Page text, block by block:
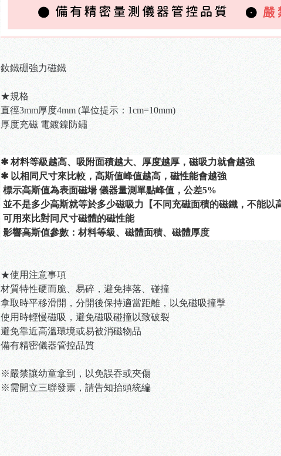
釹鐵硼強力磁鐵
★規格
直徑3mm厚度4mm (單位提示：1cm=10mm)
厚度充磁 電鍍鎳防鏽
✱ 材料等級越高、吸附面積越大、厚度越厚，磁吸力就會越強
✱ 以相同尺寸來比較，高斯值峰值越高，磁性能會越強
標示高斯值為表面磁場 儀器量測單點峰值，公差5%
並不是多少高斯就等於多少磁吸力【不同充磁面積的磁鐵，不能以
可用來比對同尺寸磁體的磁性能
影響高斯值參數：材料等級、磁體面積、磁體厚度
★使用注意事項
材質特性硬而脆、易碎，避免摔落、碰撞
拿取時平移滑開，分開後保持適當距離，以免磁吸撞擊
使用時輕慢磁吸，避免磁吸碰撞以致破裂
避免靠近高溫環境或易被消磁物品
備有精密儀器管控品質
※嚴禁讓幼童拿到，以免誤吞或夾傷
※需開立三聯發票，請告知抬頭統編